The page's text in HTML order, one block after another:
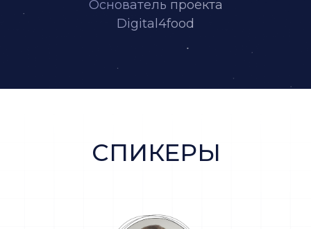
Основатель проекта
Digital4food
СПИКЕРЫ